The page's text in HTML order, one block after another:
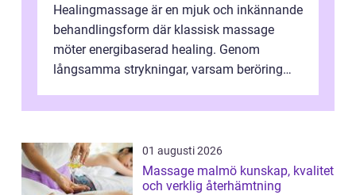
Healingmassage är en mjuk och inkännande
behandlingsform där klassisk massage
möter energibaserad healing. Genom
långsamma strykningar, varsam beröring
nervsys...
01 augusti 2026
Massage malmö kunskap, kvalitet
och verklig återhämtning